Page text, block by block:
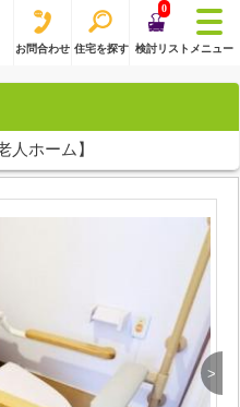
お問合わせ 住宅を探す
0
検討リスト メニュー
人ホーム】
>